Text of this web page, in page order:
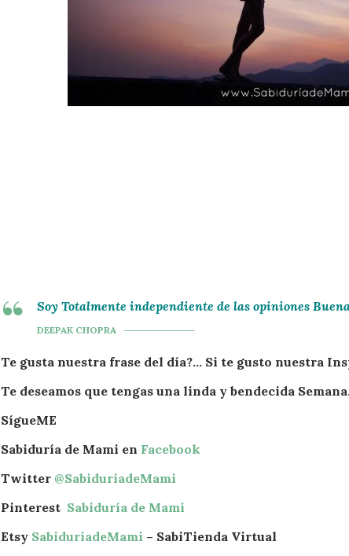
Soy Totalmente independiente de las opiniones
DEEPAK CHOPRA
Te gusta nuestra frase del día?… Si te gusto nuestra
Te deseamos que tengas una linda y bendecida
SígueME
Sabiduría de Mami en Facebook
Twitter @SabiduriadeMami
Pinterest Sabiduría de Mami
Etsy SabiduríadeMami – SabiTienda Virtual